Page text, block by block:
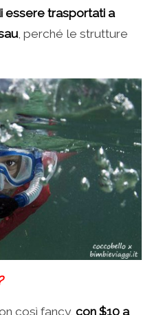
essere trasportati a
, perché le strutture
così fancy, con $10 a